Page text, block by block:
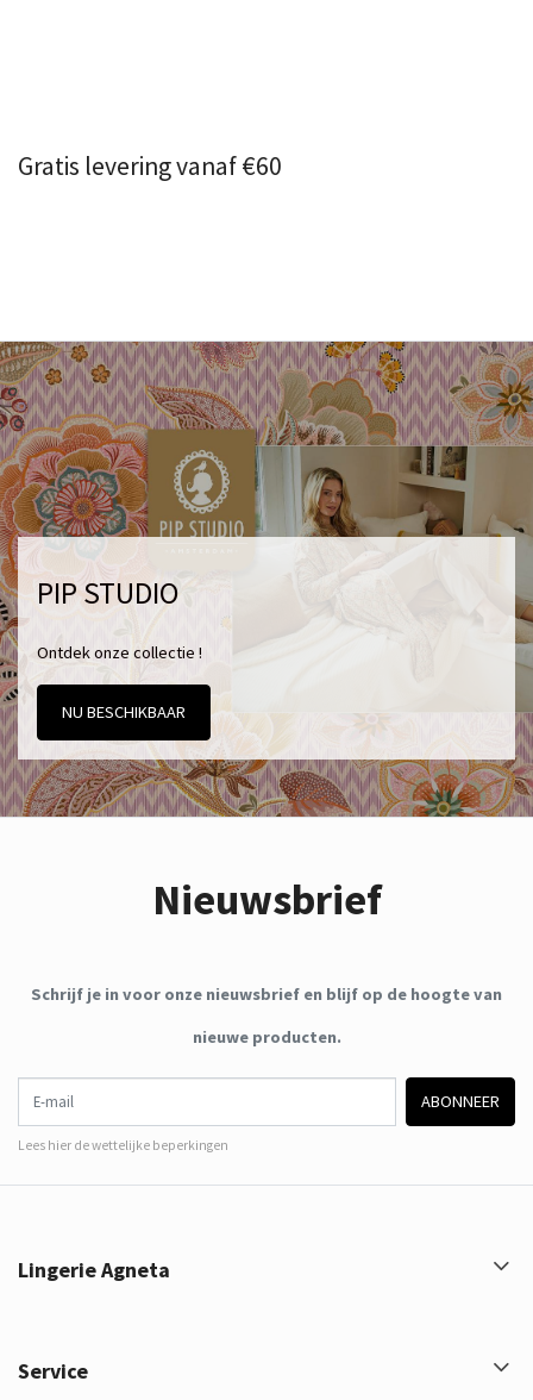
Gratis levering vanaf €60
PIP STUDIO
Ontdek onze collectie !
NU BESCHIKBAAR
Nieuwsbrief
Schrijf je in voor onze nieuwsbrief en blijf op de hoogte van
nieuwe producten.
ABONNEER
Lees hier de wettelijke beperkingen
Lingerie Agneta
Service